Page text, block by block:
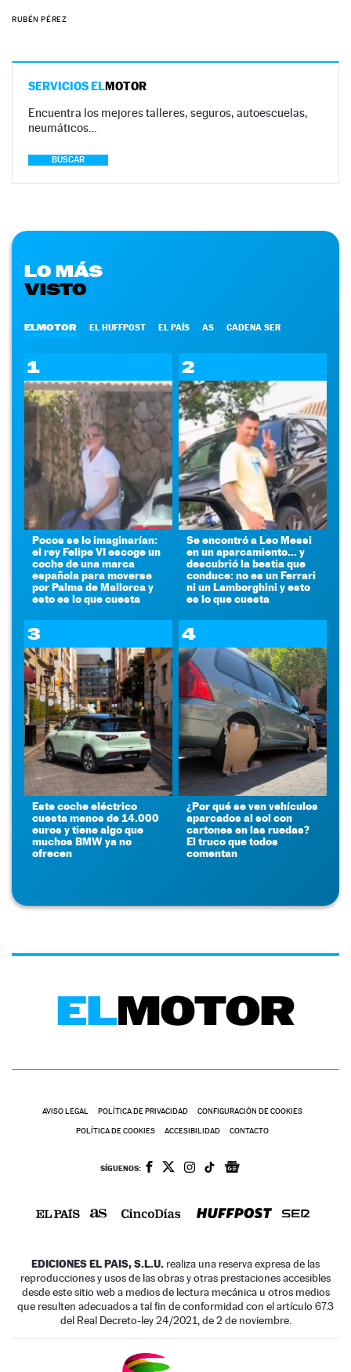
RUBÉN PÉREZ
SERVICIOS ELMOTOR
Encuentra los mejores talleres, seguros, autoescuelas,
neumáticos…
BUSCAR
LO MÁS
VISTO
ELMOTOR EL HUFFPOST EL PAÍS AS CADENA SER
1
Pocos se lo imaginarían:
el rey Felipe VI escoge un
coche de una marca
española para moverse
por Palma de Mallorca y
esto es lo que cuesta
2
Se encontró a Leo Messi
en un aparcamiento... y
descubrió la bestia que
conduce: no es un Ferrari
ni un Lamborghini y esto
es lo que cuesta
3
Este coche eléctrico
cuesta menos de 14.000
euros y tiene algo que
muchos BMW ya no
ofrecen
4
¿Por qué se ven vehículos
aparcados al sol con
cartones en las ruedas?
El truco que todos
comentan
AVISO LEGAL POLÍTICA DE PRIVACIDAD CONFIGURACIÓN DE COOKIES
POLÍTICA DE COOKIES ACCESIBILIDAD CONTACTO
SÍGUENOS:
EDICIONES EL PAIS, S.L.U. realiza una reserva expresa de las
reproducciones y usos de las obras y otras prestaciones accesibles
desde este sitio web a medios de lectura mecánica u otros medios
que resulten adecuados a tal fin de conformidad con el artículo 67.3
del Real Decreto-ley 24/2021, de 2 de noviembre.